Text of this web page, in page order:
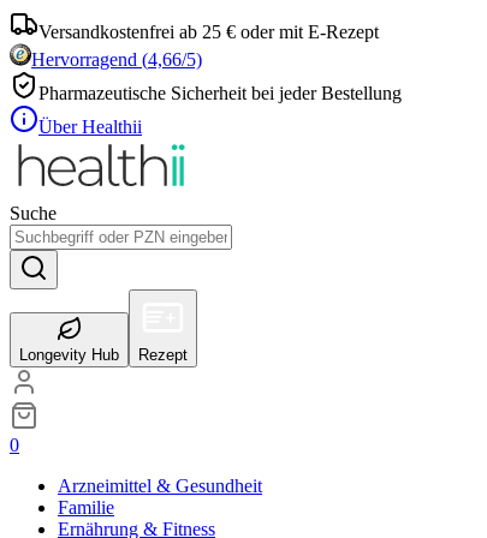
Versandkostenfrei ab 25 € oder mit E-Rezept
Hervorragend (4,66/5)
Pharmazeutische Sicherheit bei jeder Bestellung
Über Healthii
Suche
Longevity Hub Rezept
0
Arzneimittel & Gesundheit
Familie
Ernährung & Fitness